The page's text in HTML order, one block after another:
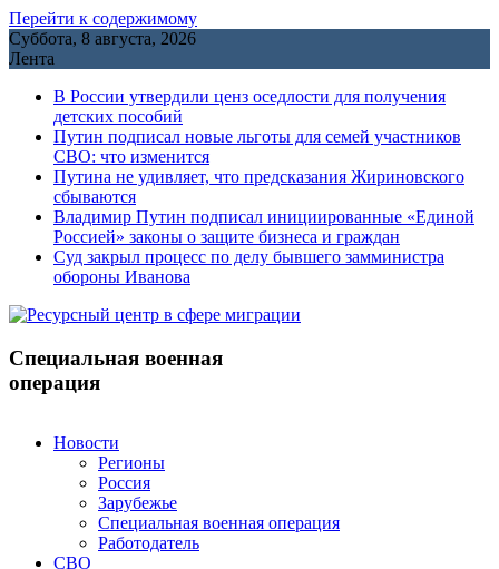
Перейти к содержимому
Суббота, 8 августа, 2026
Лента
В России утвердили ценз оседлости для получения
детских пособий
Путин подписал новые льготы для семей участников
СВО: что изменится
Путина не удивляет, что предсказания Жириновского
сбываются
Владимир Путин подписал инициированные «Единой
Россией» законы о защите бизнеса и граждан
Cуд закрыл процесс по делу бывшего замминистра
обороны Иванова
Специальная военная
операция
Новости
Регионы
Россия
Зарубежье
Специальная военная операция
Работодатель
СВО